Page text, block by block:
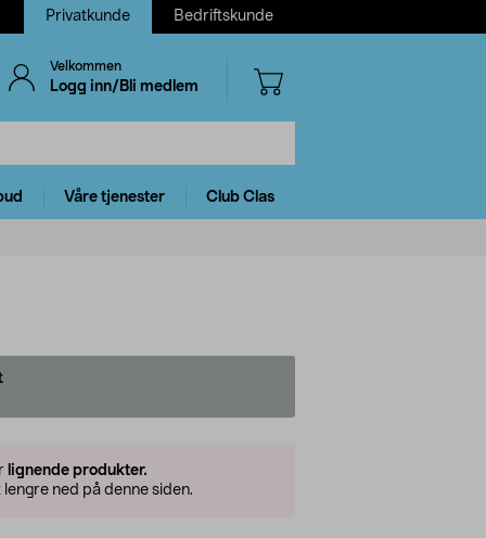
Privatkunde Bedriftskunde
Velkommen
Logg inn/Bli medlem
Våre tjenester Club Clas
lignende produkter.
ned på denne siden.